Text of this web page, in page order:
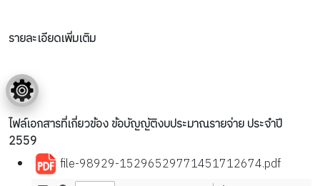
รายละเอียดเพิ่มเติม
ไฟล์เอกสารที่เกี่ยวข้อง ข้อบัญญัติงบประมาณรายจ่าย ประจำปี
2559
file-98929-15296529771451712674.pdf